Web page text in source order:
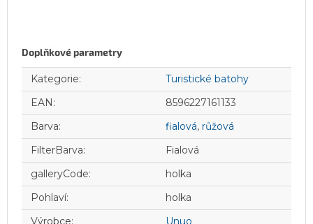
Doplňkové parametry
Kategorie:
Turistické batohy
EAN:
8596227161133
Barva: fialová, růžová
FilterBarva:
Fialová
galleryCode:
holka
Pohlaví:
holka
Výrobce: Unuo